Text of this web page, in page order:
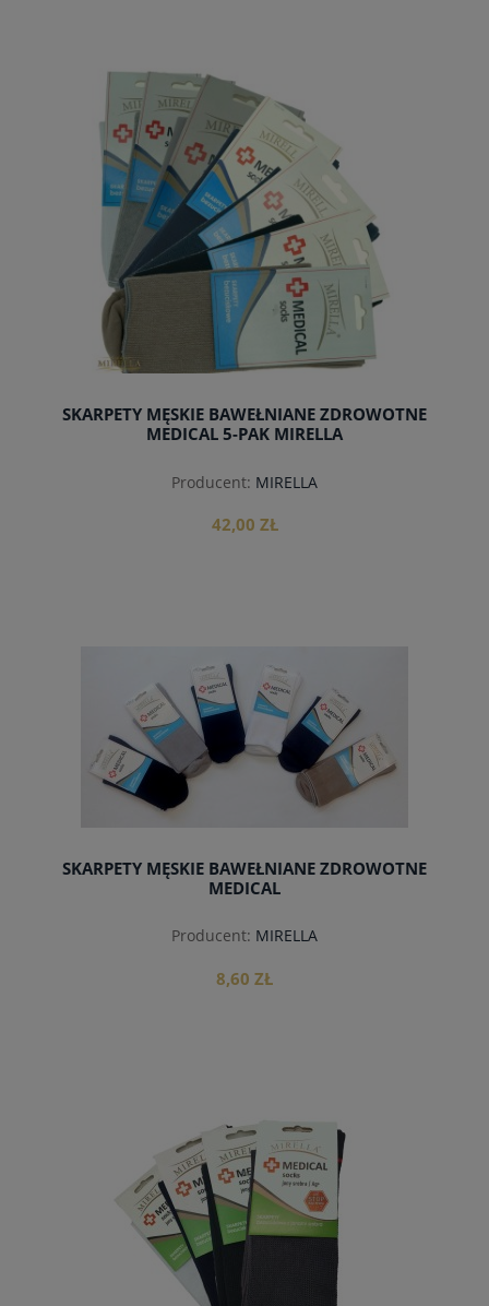
do koszyka
SKARPETY MĘSKIE BAWEŁNIANE ZDROWOTNE
MEDICAL 5-PAK MIRELLA
Producent: MIRELLA
42,00 ZŁ
do koszyka
SKARPETY MĘSKIE BAWEŁNIANE ZDROWOTNE
MEDICAL
Producent: MIRELLA
8,60 ZŁ